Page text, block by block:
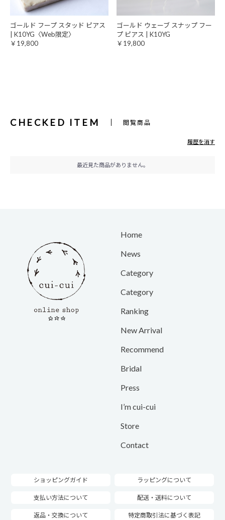
ゴールド フープ スタッド ピアス
| K10YG〈Web限定〉
￥19,800
ゴールド ウェーブ スナップ フー
プ ピアス | K10YG
￥19,800
CHECKED ITEM 閲覧商品
履歴を消す
最近見た商品がありません。
Home
News
Category
Category
Ranking
New Arrival
Recommend
Bridal
Press
I’m cui-cui
Store
Contact
ショッピングガイド ラッピングについて
支払い方法について 配送・送料について
返品・交換について 特定商取引法に基づく表記